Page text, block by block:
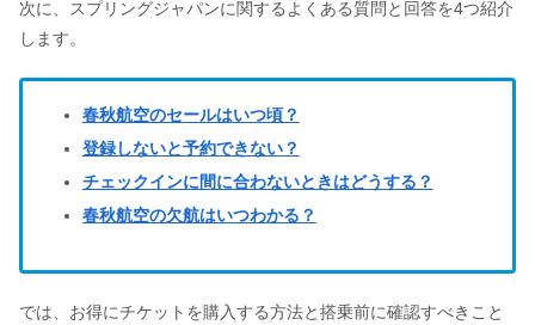
次に、スプリングジャパンに関するよくある質問と回答を4つ紹介
します。
春秋航空のセールはいつ頃？
登録しないと予約できない？
チェックインに間に合わないときはどうする？
春秋航空の欠航はいつわかる？
では、お得にチケットを購入する方法と搭乗前に確認すべきこと